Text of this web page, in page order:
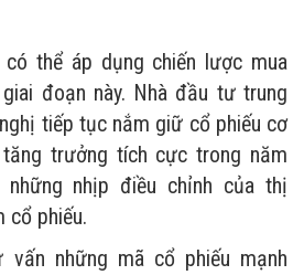
thể áp dụng chiến lược mua
đoạn này. Nhà đầu tư trung
tiếp tục nắm giữ cổ phiếu cơ
trưởng tích cực trong năm
nhịp điều chỉnh của thị
cổ phiếu.
những mã cổ phiếu mạnh